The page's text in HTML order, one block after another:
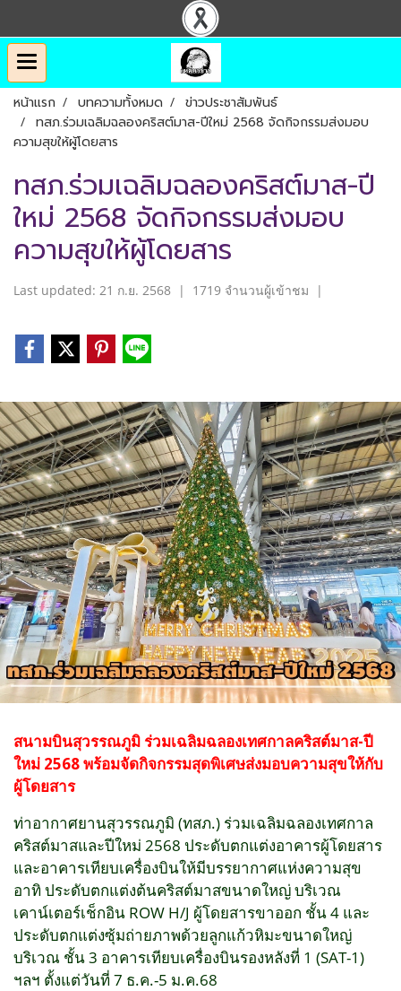
หน้าแรก บทความทั้งหมด
ข่าวประชาสัมพันธ์
ทสภ.ร่วมเฉลิมฉลองคริสต์มาส-ปีใหม่ 2568 จัดกิจกรรมส่งมอบ
ความสุขให้ผู้โดยสาร
ทสภ.ร่วมเฉลิมฉลองคริสต์มาส-ปี
ใหม่ 2568 จัดกิจกรรมส่งมอบ
ความสุขให้ผู้โดยสาร
Last updated: 21 ก.ย. 2568 | 1719 จำนวนผู้เข้าชม |
สนามบินสุวรรณภูมิ ร่วมเฉลิมฉลองเทศกาลคริสต์มาส-ปี
ใหม่ 2568 พร้อมจัดกิจกรรมสุดพิเศษส่งมอบความสุขให้กับ
ผู้โดยสาร
ท่าอากาศยานสุวรรณภูมิ (ทสภ.) ร่วมเฉลิมฉลองเทศกาล
คริสต์มาสและปีใหม่ 2568 ประดับตกแต่งอาคารผู้โดยสาร
และอาคารเทียบเครื่องบินให้มีบรรยากาศแห่งความสุข
อาทิ ประดับตกแต่งต้นคริสต์มาสขนาดใหญ่ บริเวณ
เคาน์เตอร์เช็กอิน ROW H/J ผู้โดยสารขาออก ชั้น 4 และ
ประดับตกแต่งซุ้มถ่ายภาพด้วยลูกแก้วหิมะขนาดใหญ่
บริเวณ ชั้น 3 อาคารเทียบเครื่องบินรองหลังที่ 1 (SAT-1)
ฯลฯ ตั้งแต่วันที่ 7 ธ.ค.-5 ม.ค.68